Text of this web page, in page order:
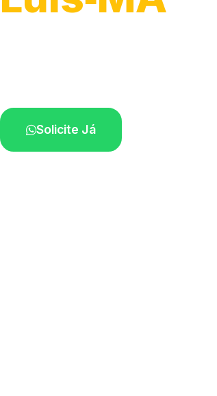
Solicite Já